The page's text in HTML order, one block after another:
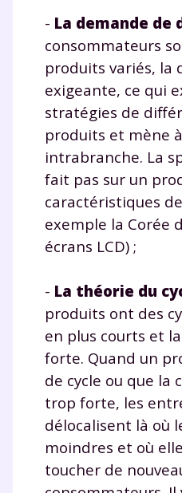
- La demande de
consommateurs
produits variés, la
exigeante, ce qui
stratégies de
produits et mène
intrabranche. La
fait pas sur un
caractéristiques
exemple la Corée
écrans LCD) ;
- La théorie du
produits ont des
en plus courts et
forte. Quand un
de cycle ou que la
trop forte, les
délocalisent là où
moindres et où
toucher de
Envie de
et de
année
Testez
pendant
plateforme
scolaire !
Fiches de cours